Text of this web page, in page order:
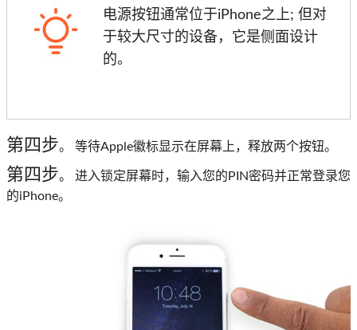
电源按钮通常位于iPhone之上; 但对
于较大尺寸的设备，它是侧面设计
的。
第四步。 等待Apple徽标显示在屏幕上，释放两个按钮。
第四步。 进入锁定屏幕时，输入您的PIN密码并正常登录您
的iPhone。